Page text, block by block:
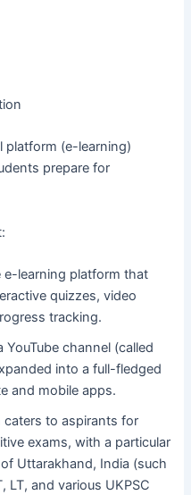
platform (e-learning)
prepare for
e-learning platform that
quizzes, video
tracking.
YouTube channel (called
into a full-fledged
and mobile apps.
caters to aspirants for
exams, with a particular
Uttarakhand, India (such
LT, and various UKPSC